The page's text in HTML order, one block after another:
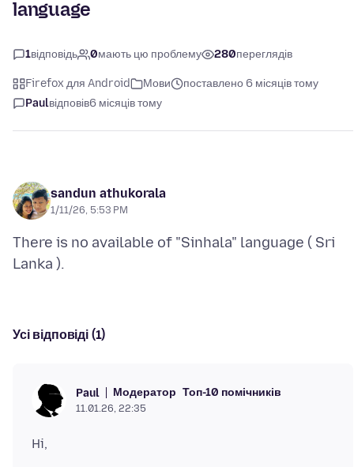
language
1відповідь 0мають цю проблему 280переглядів
Firefox для Android Мови
поставлено 6 місяців тому
Paulвідповів6 місяців тому
sandun athukorala
1/11/26, 5:53 PM
There is no available of "Sinhala" language ( Sri
Усі відповіді (1)
Paul Модератор Топ-10 помічників
11.01.26, 22:35